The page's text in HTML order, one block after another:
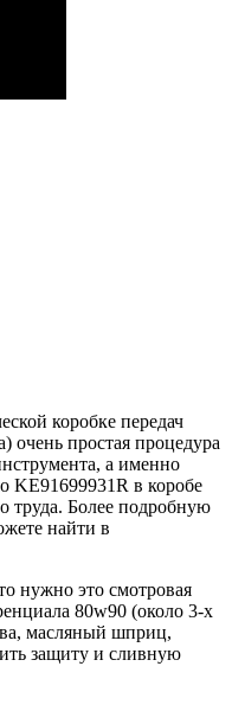
коробке передач
простая процедура
а именно
KE91699931R в коробе
труда. Более подробную
найти в
нужно это смотровая
80w90 (около 3-х
масляный шприц,
защиту и сливную